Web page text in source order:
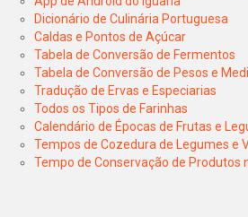
Dicionário de Culinária Portuguesa
Caldas e Pontos de Açúcar
Tabela de Conversão de Fermentos
Tabela de Conversão de Pesos e
Tradução de Ervas e Especiarias
Todos os Tipos de Farinhas
Calendário de Épocas de Frutas e
Tempos de Cozedura de Legumes e
Tempo de Conservação de Produtos